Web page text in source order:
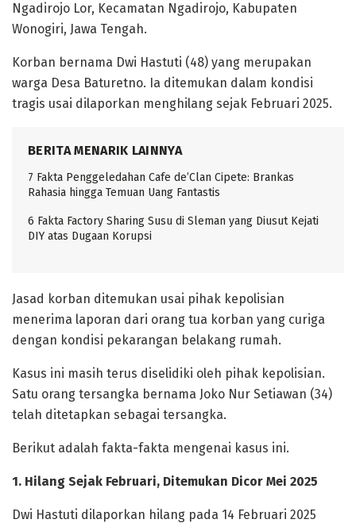
Ngadirojo Lor, Kecamatan Ngadirojo, Kabupaten
Wonogiri, Jawa Tengah.
Korban bernama Dwi Hastuti (48) yang merupakan
warga Desa Baturetno. Ia ditemukan dalam kondisi
tragis usai dilaporkan menghilang sejak Februari 2025.
BERITA MENARIK LAINNYA
7 Fakta Penggeledahan Cafe de’Clan Cipete: Brankas
Rahasia hingga Temuan Uang Fantastis
6 Fakta Factory Sharing Susu di Sleman yang Diusut Kejati
DIY atas Dugaan Korupsi
Jasad korban ditemukan usai pihak kepolisian
menerima laporan dari orang tua korban yang curiga
dengan kondisi pekarangan belakang rumah.
Kasus ini masih terus diselidiki oleh pihak kepolisian.
Satu orang tersangka bernama Joko Nur Setiawan (34)
telah ditetapkan sebagai tersangka.
Berikut adalah fakta-fakta mengenai kasus ini.
1. Hilang Sejak Februari, Ditemukan Dicor Mei 2025
Dwi Hastuti dilaporkan hilang pada 14 Februari 2025